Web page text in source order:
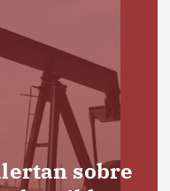
sobre